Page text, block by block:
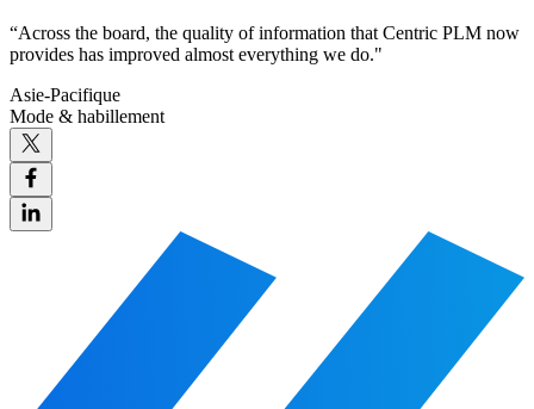
“Across the board, the quality of information that Centric PLM now
provides has improved almost everything we do."
Asie-Pacifique
Mode & habillement